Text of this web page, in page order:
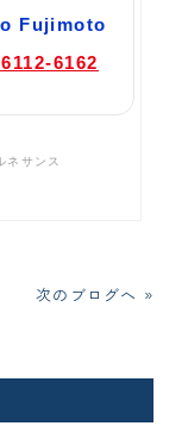
Fujimoto
6162
サンス
次のブログへ »